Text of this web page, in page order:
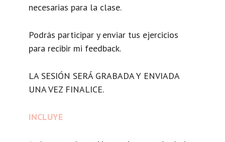
necesarias para la clase.
Podrás participar y enviar tus ejercicios
para recibir mi feedback.
LA SESIÓN SERÁ GRABADA Y ENVIADA
UNA VEZ FINALICE.
INCLUYE